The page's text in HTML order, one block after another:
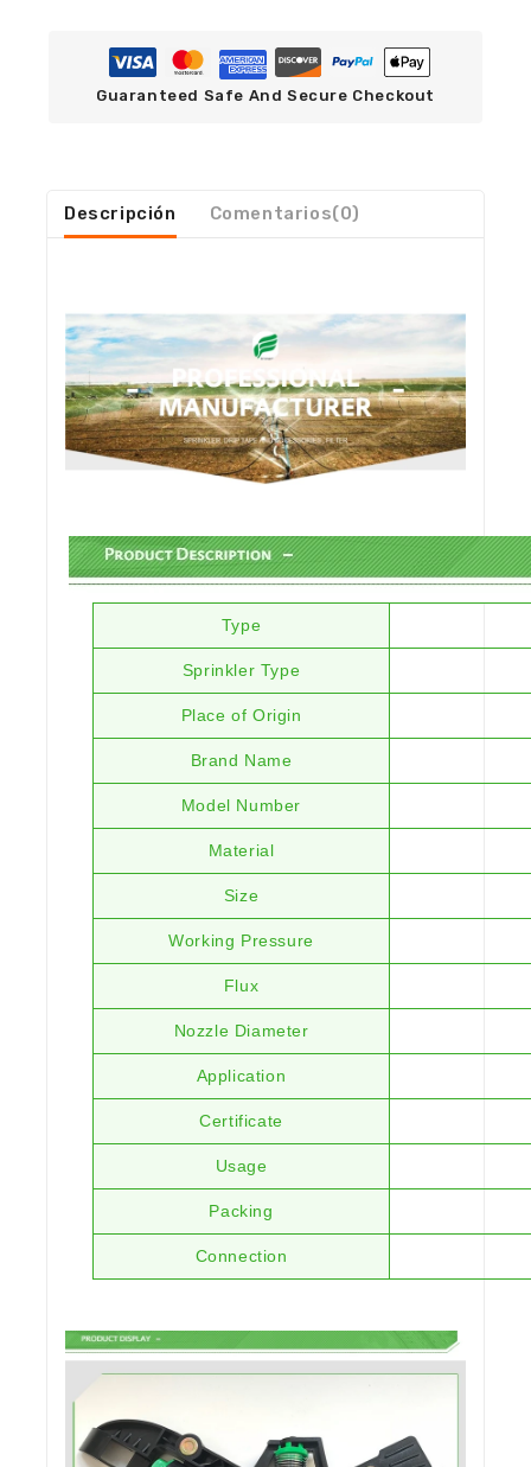
Guaranteed Safe And Secure Checkout
Descripción Comentarios(0)
Type
Sprinkler Type
Place of Origin
Brand Name
Model Number
Material
Size
Working Pressure
Flux
Nozzle Diameter
Application
Certificate
Usage
Packing
Connection